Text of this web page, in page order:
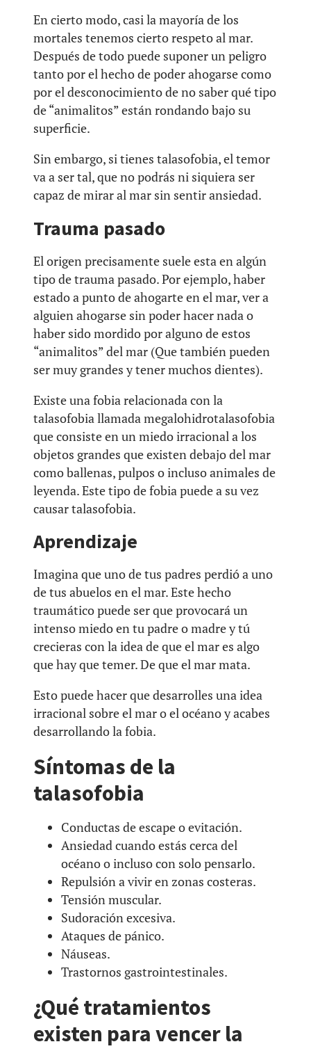
En cierto modo, casi la mayoría de los
mortales tenemos cierto respeto al mar.
Después de todo puede suponer un peligro
tanto por el hecho de poder ahogarse como
por el desconocimiento de no saber qué tipo
de “animalitos” están rondando bajo su
superficie.
Sin embargo, si tienes talasofobia, el temor
va a ser tal, que no podrás ni siquiera ser
capaz de mirar al mar sin sentir ansiedad.
Trauma pasado
El origen precisamente suele esta en algún
tipo de trauma pasado. Por ejemplo, haber
estado a punto de ahogarte en el mar, ver a
alguien ahogarse sin poder hacer nada o
haber sido mordido por alguno de estos
“animalitos” del mar (Que también pueden
ser muy grandes y tener muchos dientes).
Existe una fobia relacionada con la
talasofobia llamada megalohidrotalasofobia
que consiste en un miedo irracional a los
objetos grandes que existen debajo del mar
como ballenas, pulpos o incluso animales de
leyenda. Este tipo de fobia puede a su vez
causar talasofobia.
Aprendizaje
Imagina que uno de tus padres perdió a uno
de tus abuelos en el mar. Este hecho
traumático puede ser que provocará un
intenso miedo en tu padre o madre y tú
crecieras con la idea de que el mar es algo
que hay que temer. De que el mar mata.
Esto puede hacer que desarrolles una idea
irracional sobre el mar o el océano y acabes
desarrollando la fobia.
Síntomas de la
talasofobia
Conductas de escape o evitación.
Ansiedad cuando estás cerca del
océano o incluso con solo pensarlo.
Repulsión a vivir en zonas costeras.
Tensión muscular.
Sudoración excesiva.
Ataques de pánico.
Náuseas.
Trastornos gastrointestinales.
¿Qué tratamientos
existen para vencer la